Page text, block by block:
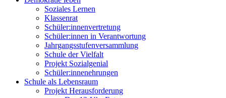
Soziales Lernen
Klassenrat
Schüler:innenvertretung
Schüler:innen in Verantwortung
Jahrgangsstufenversammlung
Schule der Vielfalt
Projekt Sozialgenial
Schüler:innenehrungen
Schule als Lebensraum
Projekt Herausforderung